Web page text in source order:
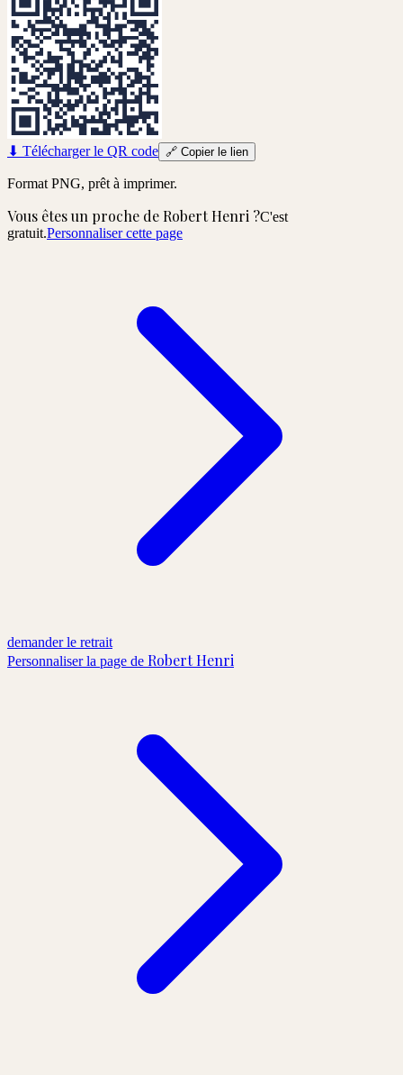
⬇ Télécharger le QR code 🔗 Copier le lien
Format PNG, prêt à imprimer.
Vous êtes un proche de Robert Henri ?C'est
gratuit.Personnaliser cette page
demander le retrait
Personnaliser la page de Robert Henri